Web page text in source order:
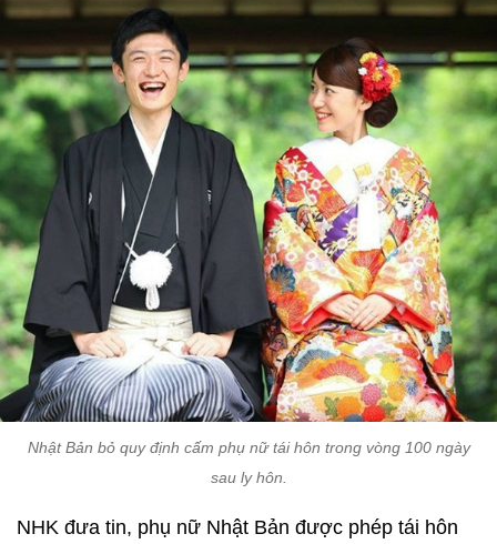
Nhật Bản bỏ quy định cấm phụ nữ tái hôn trong vòng 100 ngày
sau ly hôn.
NHK đưa tin, phụ nữ Nhật Bản được phép tái hôn